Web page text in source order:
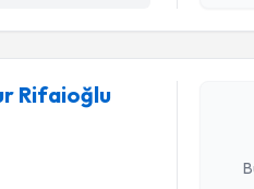
Rifaioğlu